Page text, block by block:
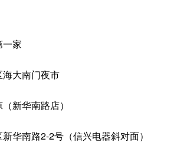
家
大南门夜市
新华南路店）
华南路2-2号（信兴电器斜对面）